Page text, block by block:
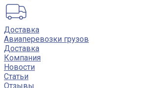
Доставка
Авиаперевозки грузов
Доставка
Компания
Новости
Статьи
Отзывы